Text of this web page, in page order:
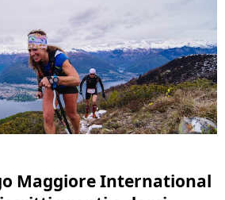
Maggiore International